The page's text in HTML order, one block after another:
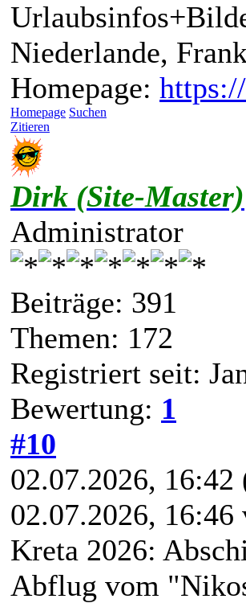
Niederlande,
Homepage:
Homepage Suchen
Zitieren
Dirk (Site-Master)
Administrator
Beiträge: 391
Themen: 172
Registriert seit:
Bewertung: 1
#10
02.07.2026, 16:42
02.07.2026, 16:46
Kreta 2026:
Abflug vom